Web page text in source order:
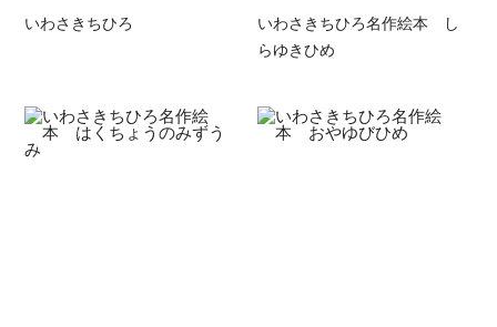
いわさきちひろ
いわさきちひろ名作絵本 し
らゆきひめ